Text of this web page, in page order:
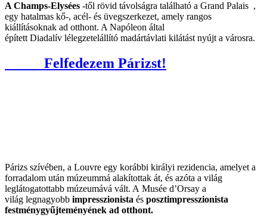
A Champs-Elysées -től rövid távolságra található a Grand Palais ,
egy hatalmas kő-, acél- és üvegszerkezet, amely rangos
kiállításoknak ad otthont. A Napóleon által
épített Diadalív lélegzetelállító madártávlati kilátást nyújt a városra.
Felfedezem Párizst!
Párizs szívében, a Louvre egy korábbi királyi rezidencia, amelyet a
forradalom után múzeummá alakítottak át, és azóta a világ
leglátogatottabb múzeumává vált. A Musée d’Orsay a
világ legnagyobb impresszionista és posztimpresszionista
festménygyűjteményének ad otthont.